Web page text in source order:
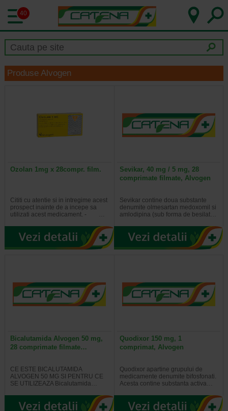
40
Produse Alvogen
Ozolan 1mg x 28compr. film.
Cititi cu atentie si in intregime acest
prospect inainte de a incepe sa
utilizati acest medicament. - …
Sevikar, 40 mg / 5 mg, 28
comprimate filmate, Alvogen
Sevikar contine doua substante
denumite olmesartan medoxomil si
amlodipina (sub forma de besilat…
Bicalutamida Alvogen 50 mg,
28 comprimate filmate…
CE ESTE BICALUTAMIDA
ALVOGEN 50 MG SI PENTRU CE
SE UTILIZEAZA Bicalutamida…
Quodixor 150 mg, 1
comprimat, Alvogen
Quodixor apartine grupului de
medicamente denumite bifosfonati.
Acesta contine substanta activa…